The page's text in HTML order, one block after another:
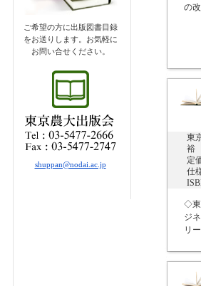
の
東
裕
定
仕
◇東
ジ
リ
ご希望の方に出版図書目録
をお送りします。お気軽に
お問い合せください。
shuppan@nodai.ac.jp